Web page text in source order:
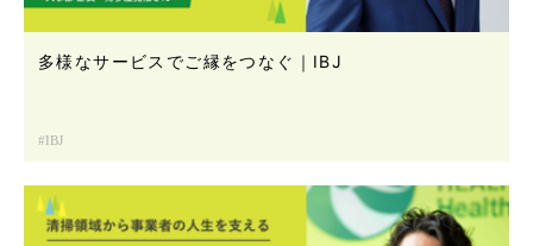
多様なサービスでご縁をつなぐ｜IBJ
IBJ